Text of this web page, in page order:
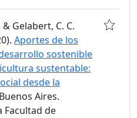
Gelabert, C. C.
Aportes de los
sostenible
sustentable:
desde la
Aires.
Facultad de